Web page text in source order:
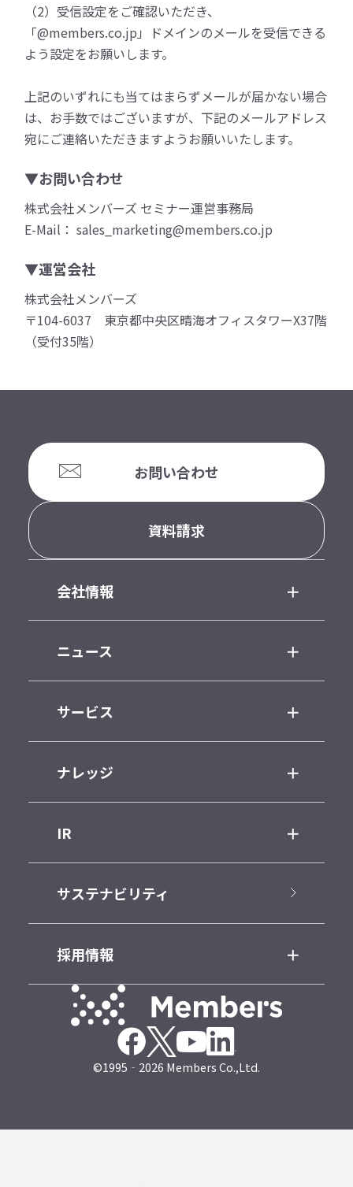
（2）受信設定をご確認いただき、
「@members.co.jp」ドメインのメールを受信できる
よう設定をお願いします。
上記のいずれにも当てはまらずメールが届かない場合
は、お手数ではございますが、下記のメールアドレス
宛にご連絡いただきますようお願いいたします。
▼お問い合わせ
株式会社メンバーズ セミナー運営事務局
E-Mail： sales_marketing@members.co.jp
▼運営会社
株式会社メンバーズ
〒104-6037 東京都中央区晴海オフィスタワーX37階
（受付35階）
お問い合わせ
資料請求
会社情報
ニュース
サービス
ナレッジ
IR
サステナビリティ
採用情報
©1995‐2026 Members Co.,Ltd.